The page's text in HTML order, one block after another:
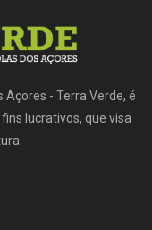
- Terra Verde, é
lucrativos, que visa